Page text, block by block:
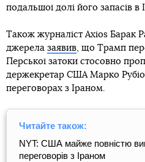
подальшої долі його запасів в
Також журналіст Axios Барак
джерела заявив, що Трамп
Перської затоки стосовно
держекретар США Марко Рубіо
переговорах з Іраном.
Читайте також:
NYT: США майже повністю
переговорів з Іраном